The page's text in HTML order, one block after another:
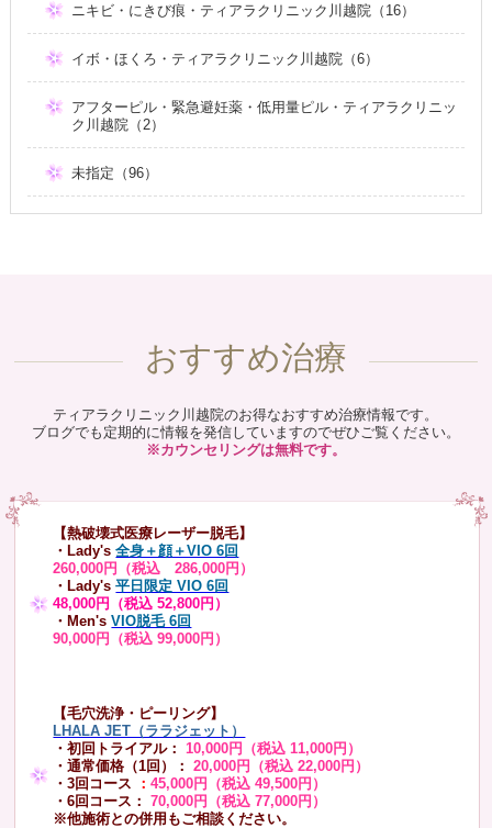
ニキビ・にきび痕・ティアラクリニック川越院（16）
イボ・ほくろ・ティアラクリニック川越院（6）
アフターピル・緊急避妊薬・低用量ピル・ティアラクリニッ
ク川越院（2）
未指定（96）
おすすめ治療
ティアラクリニック川越院のお得なおすすめ治療情報です。
ブログでも定期的に情報を発信していますのでぜひご覧ください。
※カウンセリングは無料です。
【熱破壊式医療レーザー脱毛】
・Lady's 全身＋顔＋VIO 6回
260,000円（税込 286,000円）
・Lady's平日限定 VIO 6回
48,000円（税込 52,800円）
・Men's VIO脱毛 6回
90,000円（税込 99,000円）
【毛穴洗浄・ピーリング】
LHALA JET（ララジェット）
・初回トライアル： 10,000円（税込 11,000円）
・通常価格（1回）：
20,000円（税込 22,000円）
・3回コース ：45,000円（税込 49,500円）
・6回コース：
70,000円（税込 77,000円）
※他施術との併用もご相談ください。